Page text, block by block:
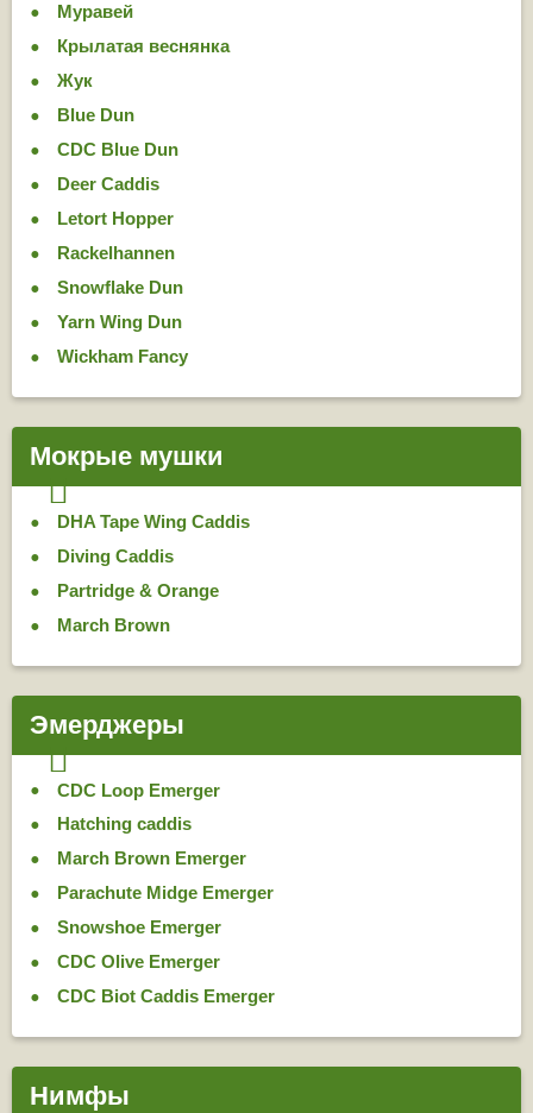
Муравей
Крылатая веснянка
Жук
Blue Dun
CDC Blue Dun
Deer Caddis
Letort Hopper
Rackelhannen
Snowflake Dun
Yarn Wing Dun
Wickham Fancy
Мокрые мушки
DHA Tape Wing Caddis
Diving Caddis
Partridge & Orange
March Brown
Эмерджеры
CDC Loop Emerger
Hatching caddis
March Brown Emerger
Parachute Midge Emerger
Snowshoe Emerger
CDC Olive Emerger
CDC Biot Caddis Emerger
Нимфы